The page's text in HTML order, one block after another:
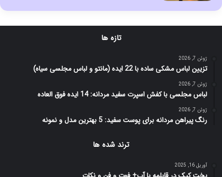
تازه ها
ژوئن 7, 2026
تزیین لباس مشکی ساده با 22 ایده (مانتو و لباس مجلسی سیاه)
ژوئن 7, 2026
لباس مجلسی با کفش اسپرت سفید مردانه: 14 ایده فوق العاده
ژوئن 7, 2026
رنگ پیراهن مردانه برای پوست سفید: 5 بهترین مدل و نمونه
ترند شده ها
آوریل 16, 2025